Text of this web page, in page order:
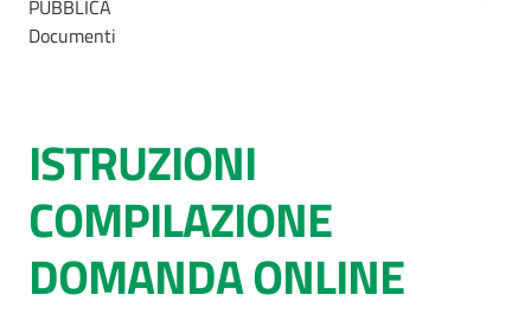
Azienda
Luoghi di
cura
AUSL
Comunica
PUBBLICA
Documenti
ISTRUZIONI
COMPILAZIONE
DOMANDA ONLINE